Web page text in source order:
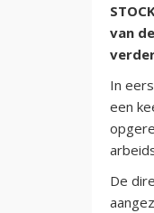
van
In
een
De